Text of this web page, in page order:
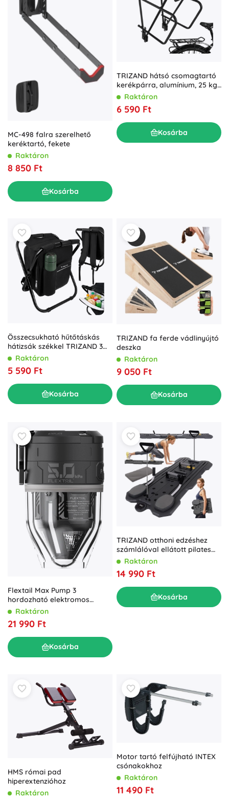
MC-498 falra szerelhető
keréktartó, fekete
Raktáron
8 850 Ft
Kosárba
TRIZAND hátsó csomagtartó
kerékpárra, alumínium, 25 kg,
24–29” kerekekhez
Raktáron
6 590 Ft
Kosárba
Összecsukható hűtőtáskás
hátizsák székkel TRIZAND 3
az 1-ben, 150 kg teherbírás
Raktáron
5 590 Ft
Kosárba
TRIZAND fa ferde vádlinyújtó
deszka
Raktáron
9 050 Ft
Kosárba
Flextail Max Pump 3
hordozható elektromos
pumpa lámpával, fekete
Raktáron
21 990 Ft
Kosárba
TRIZAND otthoni edzéshez
számlálóval ellátott pilates
deszka
Raktáron
14 990 Ft
Kosárba
HMS római pad
hiperextenzióhoz
Raktáron
Motor tartó felfújható INTEX
csónakokhoz
Raktáron
11 490 Ft